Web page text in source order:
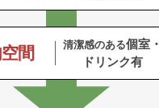
間 清潔感のある個室・
ドリンク有